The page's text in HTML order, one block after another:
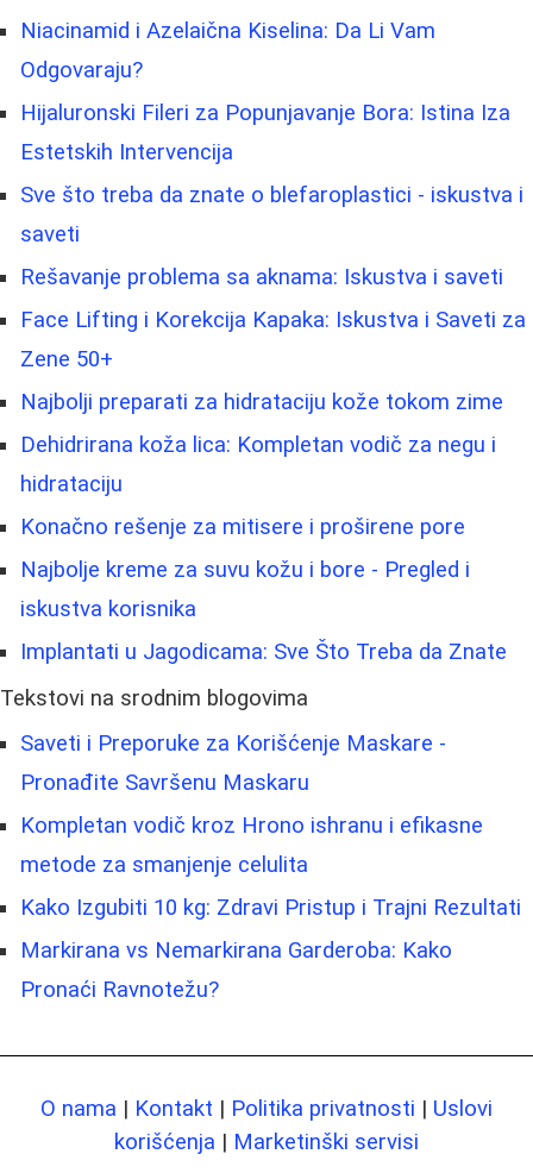
Niacinamid i Azelaična Kiselina: Da Li Vam
Odgovaraju?
Hijaluronski Fileri za Popunjavanje Bora: Istina Iza
Estetskih Intervencija
Sve što treba da znate o blefaroplastici - iskustva i
saveti
Rešavanje problema sa aknama: Iskustva i saveti
Face Lifting i Korekcija Kapaka: Iskustva i Saveti za
Zene 50+
Najbolji preparati za hidrataciju kože tokom zime
Dehidrirana koža lica: Kompletan vodič za negu i
hidrataciju
Konačno rešenje za mitisere i proširene pore
Najbolje kreme za suvu kožu i bore - Pregled i
iskustva korisnika
Implantati u Jagodicama: Sve Što Treba da Znate
Tekstovi na srodnim blogovima
Saveti i Preporuke za Korišćenje Maskare -
Pronađite Savršenu Maskaru
Kompletan vodič kroz Hrono ishranu i efikasne
metode za smanjenje celulita
Kako Izgubiti 10 kg: Zdravi Pristup i Trajni Rezultati
Markirana vs Nemarkirana Garderoba: Kako
Pronaći Ravnotežu?
O nama | Kontakt | Politika privatnosti | Uslovi
korišćenja | Marketinški servisi